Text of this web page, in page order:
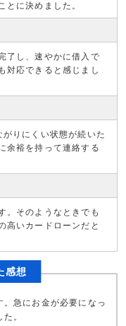
とに決めました。
了し、速やかに借入で
対応できると感じまし
りにくい状態が続いた
余裕を持って連絡する
。そのようなときでも
高いカードローンだと
感想
急にお金が必要になっ
。